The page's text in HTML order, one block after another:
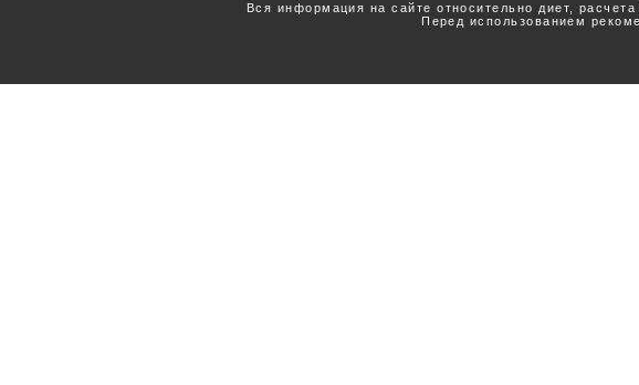
Вся информация на сайте относительно диет,
Перед использованием